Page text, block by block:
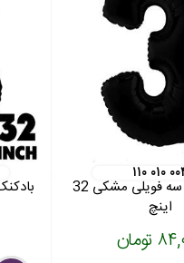
۰۱۰ ۰۰۴
بادکنک عدد سه فویلی مشکی 32
اینچ